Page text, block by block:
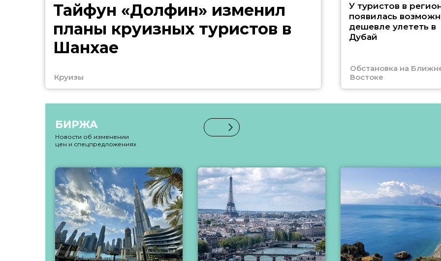
Тайфун «Долфин» изменил
планы круизных туристов в
Шанхае
Круизы
У туристов в
появилась
дешевле улететь в
Дубай
Обстановка на
Востоке
БИРЖА
Новости об изменении
цен и спецпредложениях